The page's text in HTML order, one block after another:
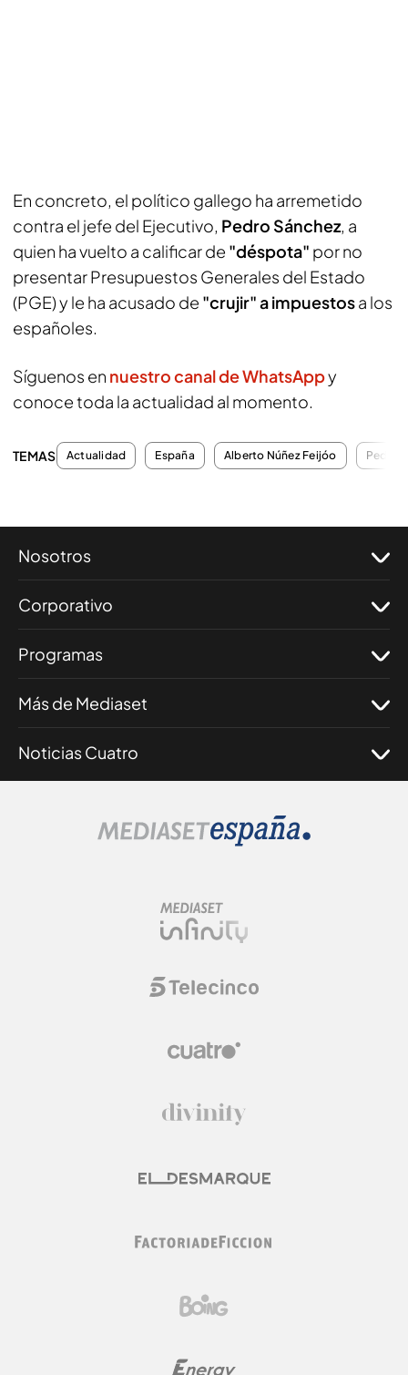
En concreto, el político gallego ha arremetido
contra el jefe del Ejecutivo, Pedro Sánchez, a
quien ha vuelto a calificar de "déspota" por no
presentar Presupuestos Generales del Estado
(PGE) y le ha acusado de "crujir" a impuestosa los
españoles.
Síguenos en nuestro canal de WhatsAppy
conoce toda la actualidad al momento.
TEMAS Actualidad España Alberto Núñez Feijóo Pedro
Nosotros
Corporativo
Programas
Más de Mediaset
Noticias Cuatro